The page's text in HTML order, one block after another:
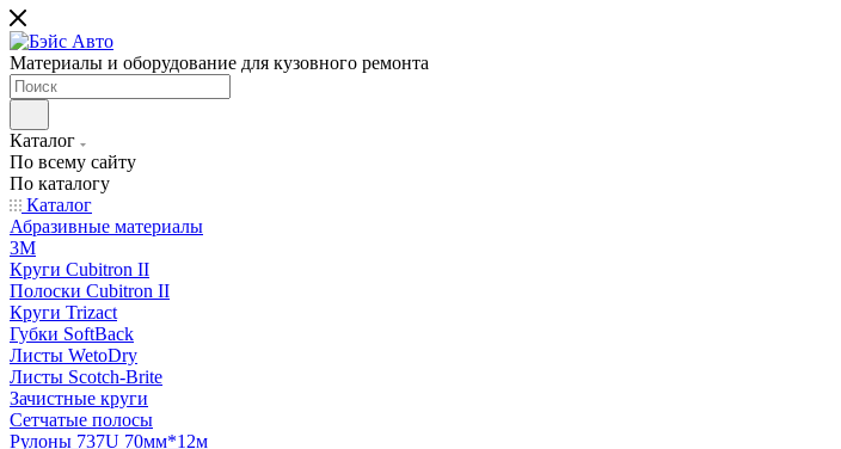
Материалы и оборудование для кузовного ремонта
Каталог
По всему сайту
По каталогу
Каталог
Абразивные материалы
3M
Круги Cubitron II
Полоски Cubitron II
Круги Trizact
Губки SoftBack
Листы WetoDry
Листы Scotch-Brite
Зачистные круги
Сетчатые полосы
Рулоны 737U 70мм*12м